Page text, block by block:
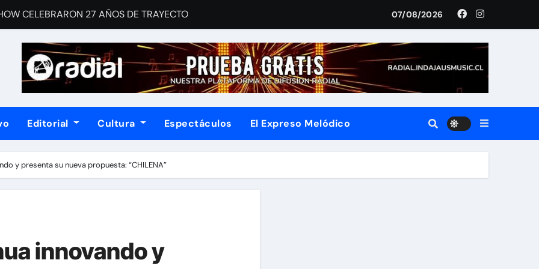
CELEBRARON 27 AÑOS DE TRAYECTORIA CON EL LANZAMIENTO MUNDIAL DE SU «LIVE SESSION #1»
a Country Road Sessions
una gran fiesta dieciochera para celebrar las Fiestas Patrias
Your Consideration Latin Grammy 2026
EN “SOY LA VOZ USA” HOUSTON
07/08/2026
Editorial Cultura Espectáculos El Expreso Melódico
y presenta su nueva propuesta: “CHILENA”
innovando y